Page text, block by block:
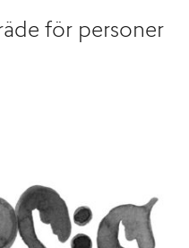
för personer